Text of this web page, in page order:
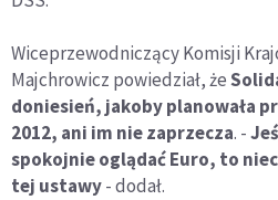
Wiceprzewodniczący Komisji
Majchrowicz powiedział, że
doniesień, jakoby planowała
2012, ani im nie zaprzecza. -
spokojnie oglądać Euro, to
tej ustawy- dodał.